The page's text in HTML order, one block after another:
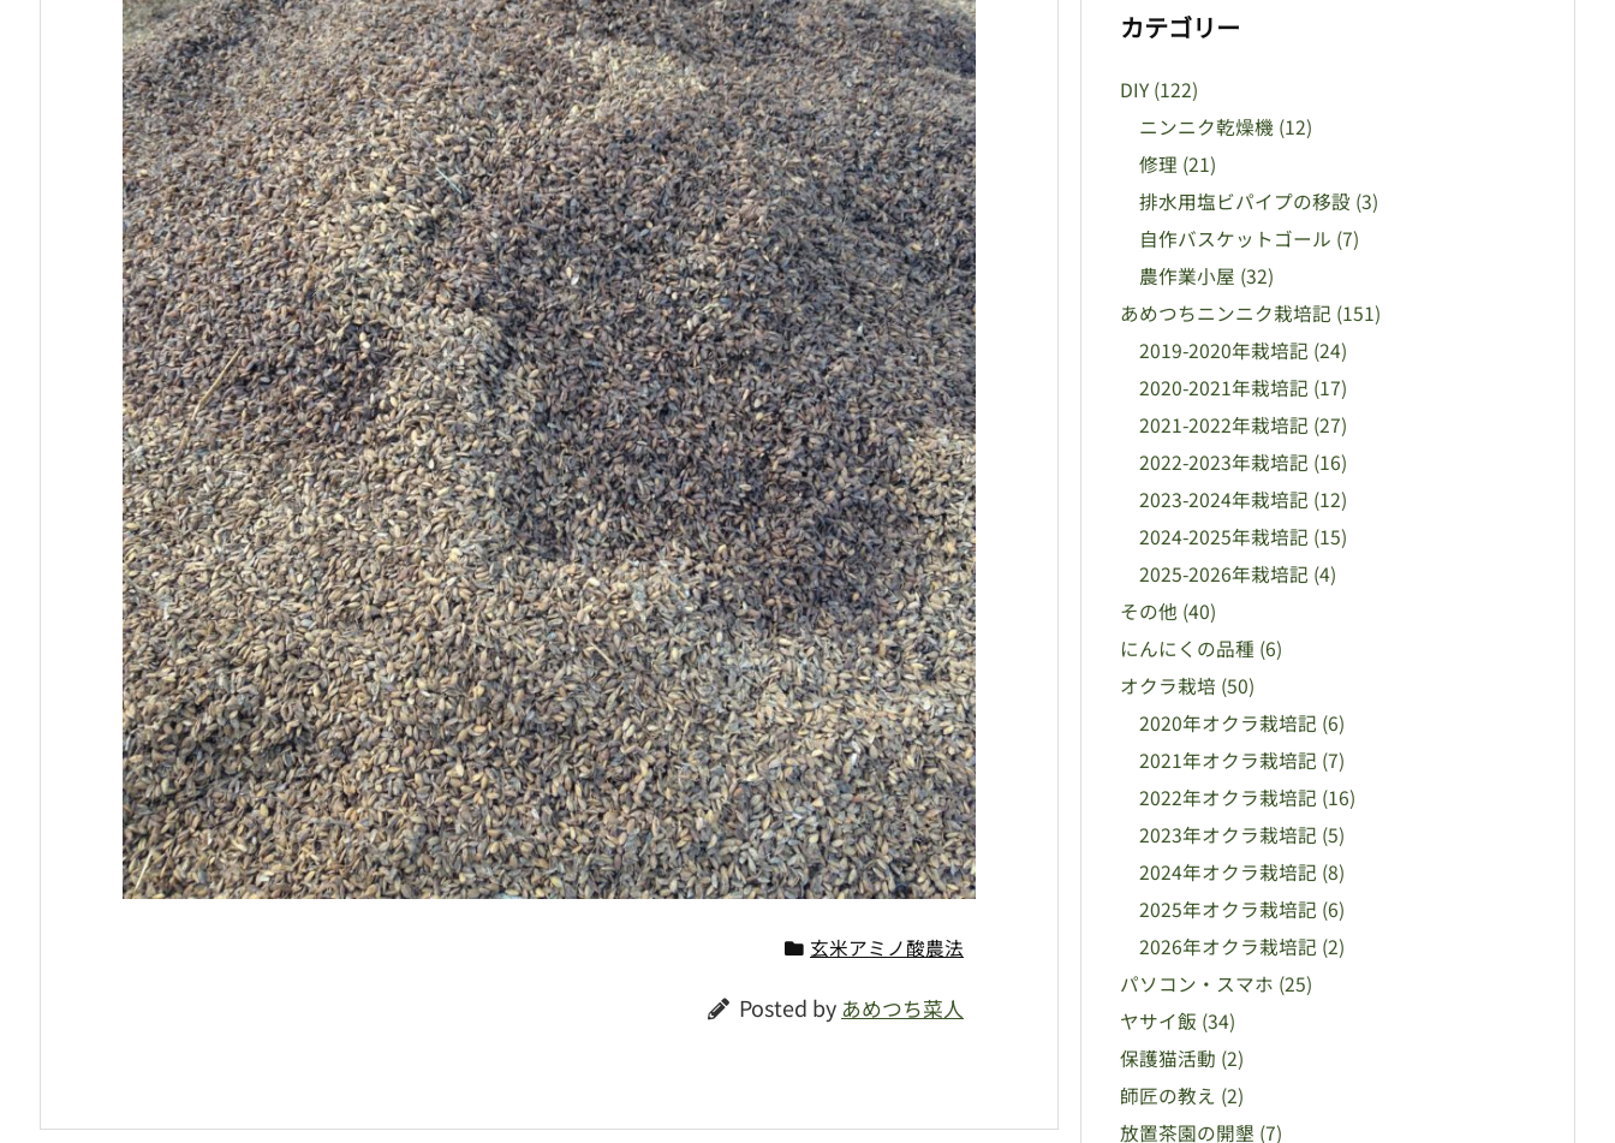
玄米アミノ酸農法
Posted by あめつち菜人
カテゴリー
DIY (122)
ニンニク乾燥機 (12)
修理 (21)
排水用塩ビパイプの移設 (3)
自作バスケットゴール (7)
農作業小屋 (32)
あめつちニンニク栽培記 (151)
2019-2020年栽培記 (24)
2020-2021年栽培記 (17)
2021-2022年栽培記 (27)
2022-2023年栽培記 (16)
2023-2024年栽培記 (12)
2024-2025年栽培記 (15)
2025-2026年栽培記 (4)
その他 (40)
にんにくの品種 (6)
オクラ栽培 (50)
2020年オクラ栽培記 (6)
2021年オクラ栽培記 (7)
2022年オクラ栽培記 (16)
2023年オクラ栽培記 (5)
2024年オクラ栽培記 (8)
2025年オクラ栽培記 (6)
2026年オクラ栽培記 (2)
パソコン・スマホ (25)
ヤサイ飯 (34)
保護猫活動 (2)
師匠の教え (2)
放置茶園の開墾 (7)